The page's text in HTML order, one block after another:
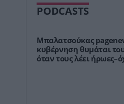
PODCASTS
Μπαλατσούκας
κυβέρνηση θυμάται
όταν τους λέει